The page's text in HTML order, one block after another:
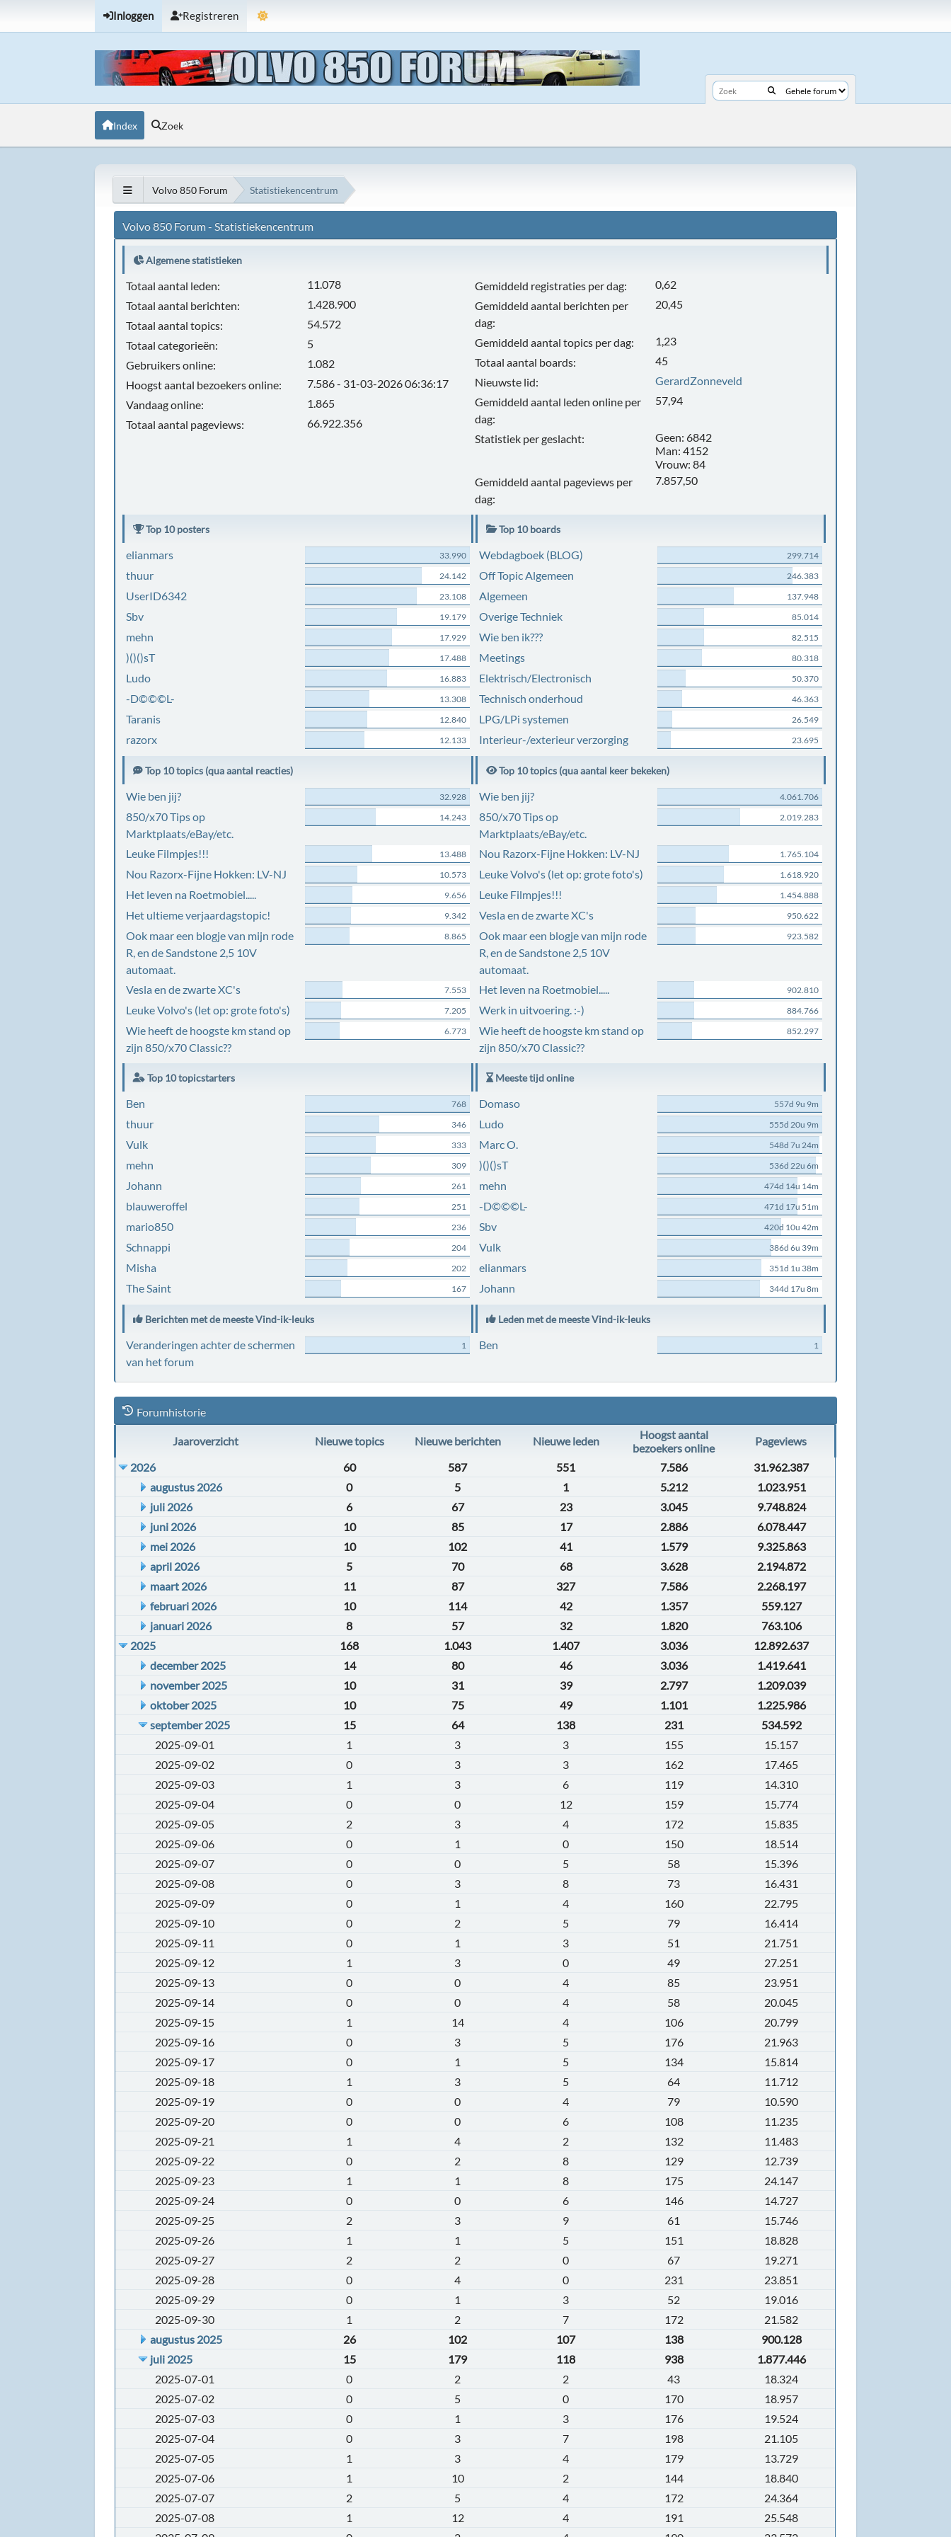
Inloggen Registreren
Index Zoek
Volvo 850 Forum Statistiekencentrum
Volvo 850 Forum - Statistiekencentrum
Algemene statistieken
Totaal aantal leden:
11.078
Totaal aantal berichten:
1.428.900
Totaal aantal topics:
54.572
Totaal categorieën:
5
Gebruikers online:
1.082
Hoogst aantal bezoekers online:
7.586 - 31-03-2026 06:36:17
Vandaag online:
1.865
Totaal aantal pageviews:
66.922.356
Gemiddeld registraties per dag:
0,62
Gemiddeld aantal berichten per
dag:
20,45
Gemiddeld aantal topics per dag:
1,23
Totaal aantal boards:
45
Nieuwste lid:
GerardZonneveld
Gemiddeld aantal leden online per
dag:
57,94
Statistiek per geslacht:
Geen: 6842
Man: 4152
Vrouw: 84
Gemiddeld aantal pageviews per
dag:
7.857,50
Top 10 posters
elianmars 33.990
thuur 24.142
UserID6342 23.108
Sbv 19.179
mehn 17.929
)()()sT 17.488
Ludo 16.883
-D©©©L- 13.308
Taranis 12.840
razorx 12.133
Top 10 boards
Webdagboek (BLOG) 299.714
Off Topic Algemeen 246.383
Algemeen 137.948
Overige Techniek 85.014
Wie ben ik??? 82.515
Meetings 80.318
Elektrisch/Electronisch 50.370
Technisch onderhoud 46.363
LPG/LPi systemen 26.549
Interieur-/exterieur verzorging 23.695
Top 10 topics (qua aantal reacties)
Wie ben jij? 32.928
850/x70 Tips op
Marktplaats/eBay/etc.
14.243
Leuke Filmpjes!!! 13.488
Nou Razorx-Fijne Hokken: LV-NJ 10.573
Het leven na Roetmobiel..... 9.656
Het ultieme verjaardagstopic! 9.342
Ook maar een blogje van mijn rode
R, en de Sandstone 2,5 10V
automaat.
8.865
Vesla en de zwarte XC's 7.553
Leuke Volvo's (let op: grote foto's) 7.205
Wie heeft de hoogste km stand op
zijn 850/x70 Classic??
6.773
Top 10 topics (qua aantal keer bekeken)
Wie ben jij? 4.061.706
850/x70 Tips op
Marktplaats/eBay/etc.
2.019.283
Nou Razorx-Fijne Hokken: LV-NJ 1.765.104
Leuke Volvo's (let op: grote foto's) 1.618.920
Leuke Filmpjes!!! 1.454.888
Vesla en de zwarte XC's 950.622
Ook maar een blogje van mijn rode
R, en de Sandstone 2,5 10V
automaat.
923.582
Het leven na Roetmobiel..... 902.810
Werk in uitvoering. :-) 884.766
Wie heeft de hoogste km stand op
zijn 850/x70 Classic??
852.297
Top 10 topicstarters
Ben 768
thuur 346
Vulk 333
mehn 309
Johann 261
blauweroffel 251
mario850 236
Schnappi 204
Misha 202
The Saint 167
Meeste tijd online
Domaso 557d 9u 9m
Ludo 555d 20u 9m
Marc O. 548d 7u 24m
)()()sT 536d 22u 6m
mehn 474d 14u 14m
-D©©©L- 471d 17u 51m
Sbv 420d 10u 42m
Vulk 386d 6u 39m
elianmars 351d 1u 38m
Johann 344d 17u 8m
Berichten met de meeste Vind-ik-leuks
Veranderingen achter de schermen
van het forum
1
Leden met de meeste Vind-ik-leuks
Ben 1
Forumhistorie
Jaaroverzicht Nieuwe topics Nieuwe berichten Nieuwe leden
Hoogst aantal
bezoekers online
Pageviews
2026
60 587 551 7.586
31.962.387
augustus 2026
0 5 1 5.212
1.023.951
juli 2026
6 67 23 3.045
9.748.824
juni 2026
10 85 17 2.886
6.078.447
mei 2026
10 102 41 1.579
9.325.863
april 2026
5 70 68 3.628
2.194.872
maart 2026
11 87 327 7.586
2.268.197
februari 2026
10 114 42 1.357
559.127
januari 2026
8 57 32 1.820
763.106
2025
168 1.043 1.407 3.036
12.892.637
december 2025
14 80 46 3.036
1.419.641
november 2025
10 31 39 2.797
1.209.039
oktober 2025
10 75 49 1.101
1.225.986
september 2025
15 64 138 231
534.592
2025-09-01
1 3 3 155
15.157
2025-09-02
0 3 3 162
17.465
2025-09-03
1 3 6 119
14.310
2025-09-04
0 0 12 159
15.774
2025-09-05
2 3 4 172
15.835
2025-09-06
0 1 0 150
18.514
2025-09-07
0 0 5 58
15.396
2025-09-08
0 3 8 73
16.431
2025-09-09
0 1 4 160
22.795
2025-09-10
0 2 5 79
16.414
2025-09-11
0 1 3 51
21.751
2025-09-12
1 3 0 49
27.251
2025-09-13
0 0 4 85
23.951
2025-09-14
0 0 4 58
20.045
2025-09-15
1 14 4 106
20.799
2025-09-16
0 3 5 176
21.963
2025-09-17
0 1 5 134
15.814
2025-09-18
1 3 5 64
11.712
2025-09-19
0 0 4 79
10.590
2025-09-20
0 0 6 108
11.235
2025-09-21
1 4 2 132
11.483
2025-09-22
0 2 8 129
12.739
2025-09-23
1 1 8 175
24.147
2025-09-24
0 0 6 146
14.727
2025-09-25
2 3 9 61
15.746
2025-09-26
1 1 5 151
18.828
2025-09-27
2 2 0 67
19.271
2025-09-28
0 4 0 231
23.851
2025-09-29
0 1 3 52
19.016
2025-09-30
1 2 7 172
21.582
augustus 2025
26 102 107 138
900.128
juli 2025
15 179 118 938
1.877.446
2025-07-01
0 2 2 43
18.324
2025-07-02
0 5 0 170
18.957
2025-07-03
0 1 3 176
19.524
2025-07-04
0 3 7 198
21.105
2025-07-05
1 3 4 179
13.729
2025-07-06
1 10 2 144
18.840
2025-07-07
2 5 4 172
24.364
2025-07-08
1 12 4 191
25.548